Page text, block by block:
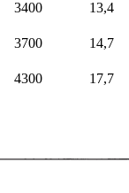
3400 13,4
3700
14,7
4300 17,7